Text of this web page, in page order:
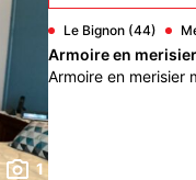
1
Le Bignon (44)
Armoire en
Armoire en merisier